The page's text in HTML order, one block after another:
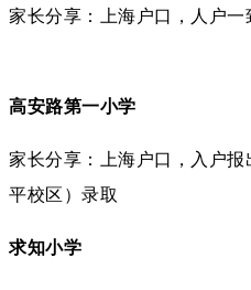
家长分享：上海户口，人户一
高安路第一小学
家长分享：上海户口，入户
平校区）录取
求知小学